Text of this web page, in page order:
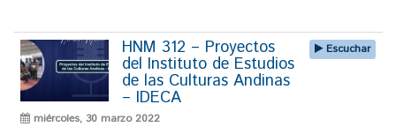
HNM 312 – Proyectos
del Instituto de Estudios
de las Culturas Andinas
– IDECA
miércoles, 30 marzo 2022
Escuchar